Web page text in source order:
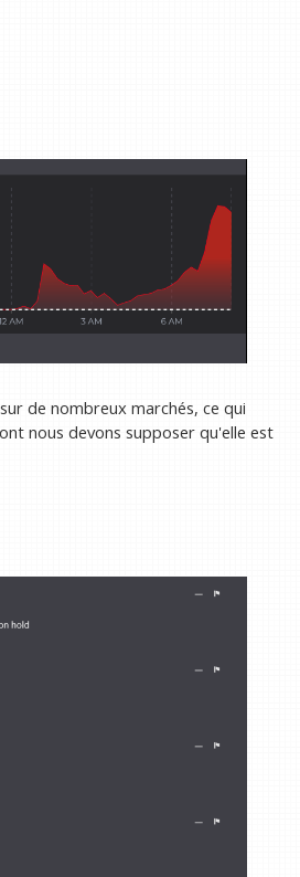
de nombreux marchés, ce qui
nous devons supposer qu'elle est